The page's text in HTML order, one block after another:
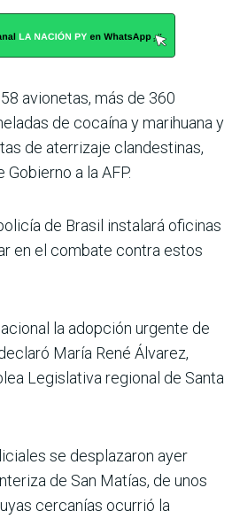
avionetas, más de 360
de cocaína y marihuana y
de aterrizaje clandestinas,
a la AFP.
de Brasil instalará oficinas
en el combate contra estos
la adopción urgente de
María René Álvarez,
Legislativa regional de Santa
se desplazaron ayer
de San Matías, de unos
cercanías ocurrió la